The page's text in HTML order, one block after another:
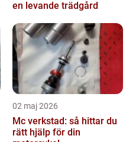
en levande trädgård
02 maj 2026
Mc verkstad: så hittar du
rätt hjälp för din